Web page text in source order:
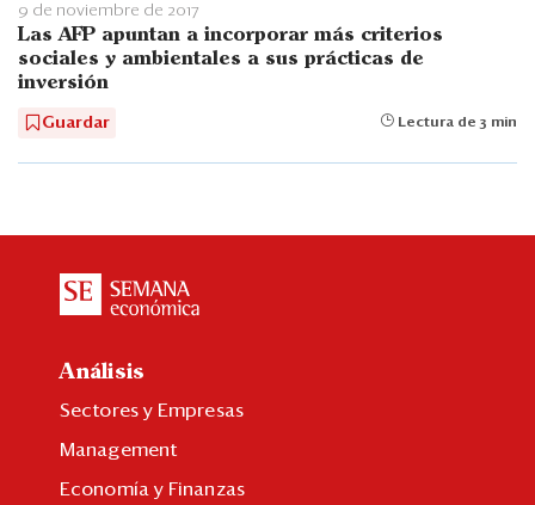
9 de noviembre de 2017
Las AFP apuntan a incorporar más criterios
sociales y ambientales a sus prácticas de
inversión
Guardar Lectura de 3 min
Análisis
Sectores y Empresas
Management
Economía y Finanzas